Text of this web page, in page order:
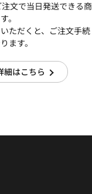
文で当日発送できる商
。
ただくと、ご注文手続
ます。
細はこちら